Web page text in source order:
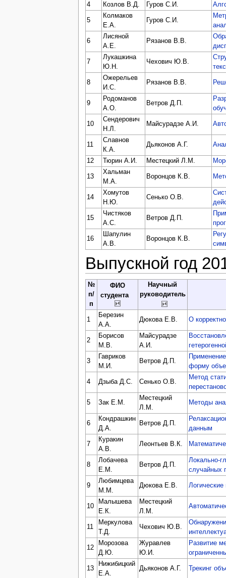
4
Козлов В.Д. Гуров С.И.
5
Колмаков
Е.А.
Гуров С.И.
6
Лисяной
А.Е.
Рязанов В.В.
7
Лукашкина
Ю.Н.
Чехович Ю.В.
8
Ожерельев
И.С.
Рязанов В.В.
9
Родоманов
А.О.
Ветров Д.П.
10
Сендерович
Н.Л.
Майсурадзе А.И.
11
Славнов
К.А.
Дьяконов А.Г.
12 Тюрин А.И. Местецкий Л.М.
13
Хальман
М.А.
Воронцов К.В.
14
Хомутов
Н.Ю.
Сенько О.В.
15
Чистяков
А.С.
Ветров Д.П.
16
Шапулин
А.В.
Воронцов К.В.
Выпускной год
№
п/
п
ФИО
студента
Научный
руководитель
1
Березин
А.А.
Дюкова Е.В. О
2
Борисов
М.В.
Майсурадзе
А.И.
3
Гавриков
М.И.
Ветров Д.П.
форму
4 Дзыба Д.С. Сенько О.В.
Метод
5 Зак Е.М.
Местецкий
Л.М.
Методы
6
Кондрашкин
Д.А.
Ветров Д.П.
данным
7
Куракин
А.В.
Леонтьев В.К.
8
Лобачева
Е.М.
Ветров Д.П.
Локально-
случайных
9
Любимцева
М.М.
Дюкова Е.В. Логические
10
Малышева
Е.К.
Местецкий
Л.М.
11
Меркулова
Т.Д.
Чехович Ю.В.
12
Морозова
Д.Ю.
Журавлев
Ю.И.
Развитие
13
Нижибицкий
Е.А.
Дьяконов А.Г. Трекинг